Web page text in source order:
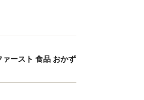
ースト 食品 おかず